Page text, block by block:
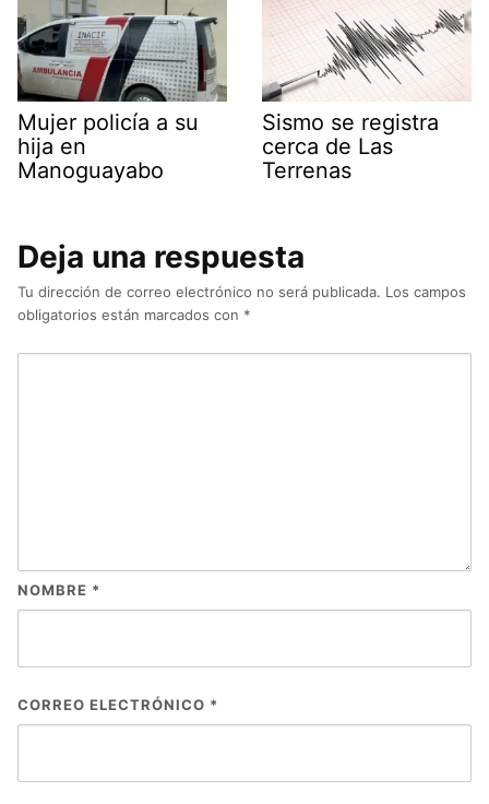
Mujer policía a su
hija en
Manoguayabo
Sismo se registra
cerca de Las
Terrenas
Deja una respuesta
Tu dirección de correo electrónico no será publicada. Los campos
obligatorios están marcados con *
NOMBRE *
CORREO ELECTRÓNICO *